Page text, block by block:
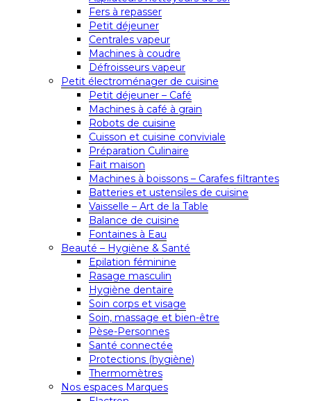
Fers à repasser
Petit déjeuner
Centrales vapeur
Machines à coudre
Défroisseurs vapeur
Petit électroménager de cuisine
Petit déjeuner – Café
Machines à café à grain
Robots de cuisine
Cuisson et cuisine conviviale
Préparation Culinaire
Fait maison
Machines à boissons – Carafes filtrantes
Batteries et ustensiles de cuisine
Vaisselle – Art de la Table
Balance de cuisine
Fontaines à Eau
Beauté – Hygiène & Santé
Epilation féminine
Rasage masculin
Hygiène dentaire
Soin corps et visage
Soin, massage et bien-être
Pèse-Personnes
Santé connectée
Protections (hygiène)
Thermomètres
Nos espaces Marques